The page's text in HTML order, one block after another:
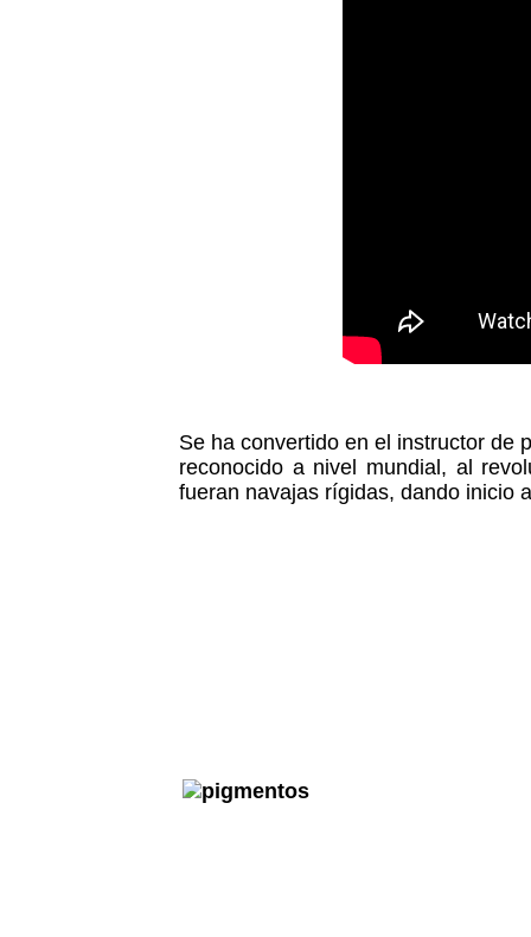
Se ha convertido en el instructor de
reconocido a nivel mundial, al
fueran navajas rígidas, dando inicio